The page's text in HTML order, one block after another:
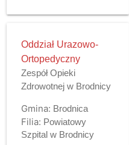
Oddział Urazowo-
Ortopedyczny
Zespół Opieki
Zdrowotnej w Brodnicy
Gmina: Brodnica
Filia: Powiatowy
Szpital w Brodnicy